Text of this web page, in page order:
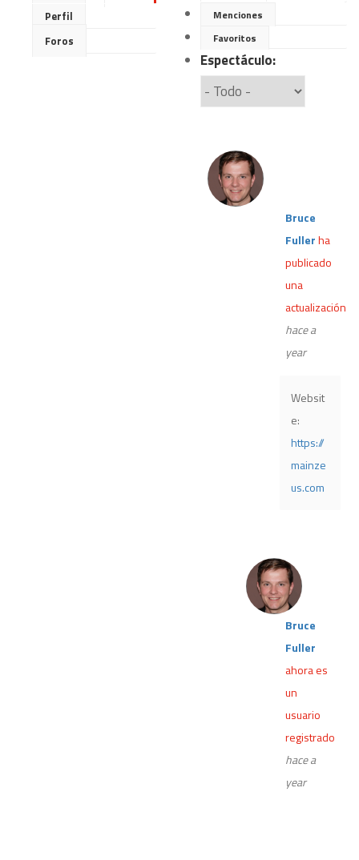
Perfil
Foros
Menciones
Favoritos
Espectáculo:
Bruce
Fullerha
publicado
una
actualización
hace a
year
Websit
e:
https://
mainze
us.com
Bruce
Fuller
ahora es
un
usuario
registrado
hace a
year